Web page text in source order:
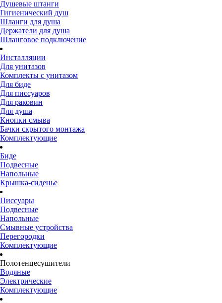
Душевые штанги
Гигиенический душ
Шланги для душа
Держатели для душа
Шланговое подключение
Инсталляции
Для унитазов
Комплекты с унитазом
Для биде
Для писсуаров
Для раковин
Для душа
Кнопки смыва
Бачки скрытого монтажа
Комплектующие
Биде
Подвесные
Напольные
Крышка-сиденье
Писсуары
Подвесные
Напольные
Смывные устройства
Перегородки
Комплектующие
Полотенцесушители
Водяные
Электрические
Комплектующие